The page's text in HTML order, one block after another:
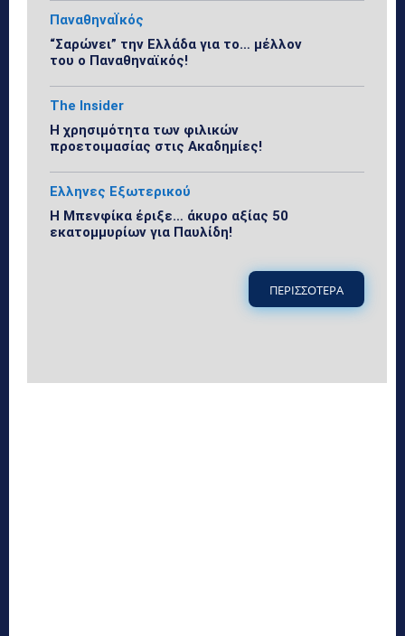
ΠαναθηναΪκός
“Σαρώνει” την Ελλάδα για το… μέλλον
του ο Παναθηναϊκός!
The Insider
Η χρησιμότητα των φιλικών
προετοιμασίας στις Ακαδημίες!
Ελληνες Εξωτερικού
Η Μπενφίκα έριξε… άκυρο αξίας 50
εκατομμυρίων για Παυλίδη!
ΠΕΡΙΣΣΟΤΕΡΑ